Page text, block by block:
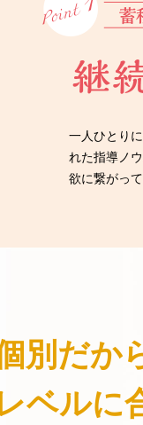
一人ひとり
れた指導ノ
欲に繋がって
別だか
ベルに